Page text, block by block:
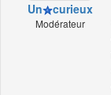
Un curieux
Modérateur